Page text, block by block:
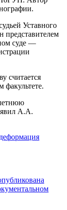
Уставного
представителем
суде —
считается
А.А.